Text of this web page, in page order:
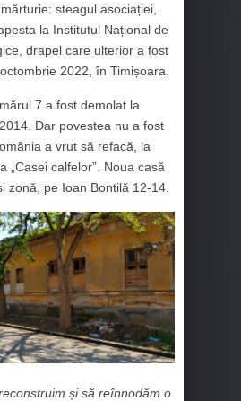
steagul asociației,
la Institutul Național de
drapel care ulterior a fost
2022, în Timișoara.
7 a fost demolat la
Dar povestea nu a fost
a vrut să refacă, la
„Casei calfelor”. Noua casă
zonă, pe Ioan Bontilă 12-14.
și să reînnodăm o